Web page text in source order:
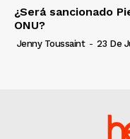
¿Será sancionado
ONU?
Jenny Toussaint - 23 De